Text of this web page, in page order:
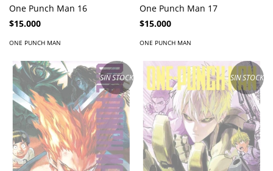
One Punch Man 16
$15.000
ONE PUNCH MAN
One Punch Man 17
$15.000
ONE PUNCH MAN
SIN STOCK SIN STOCK